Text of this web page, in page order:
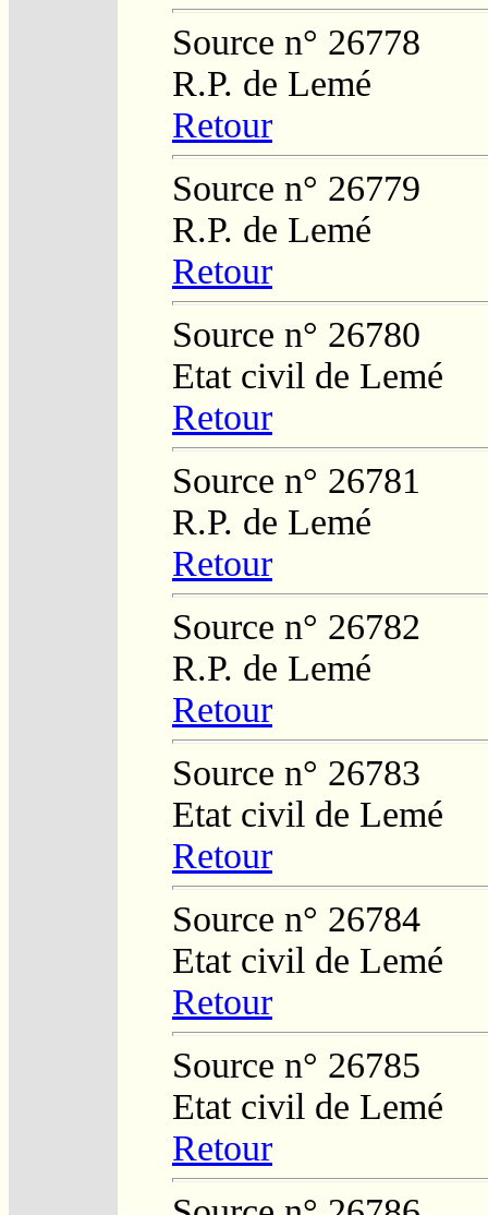
Source n° 26778
R.P. de Lemé
Retour
Source n° 26779
R.P. de Lemé
Retour
Source n° 26780
Etat civil de Lemé
Retour
Source n° 26781
R.P. de Lemé
Retour
Source n° 26782
R.P. de Lemé
Retour
Source n° 26783
Etat civil de Lemé
Retour
Source n° 26784
Etat civil de Lemé
Retour
Source n° 26785
Etat civil de Lemé
Retour